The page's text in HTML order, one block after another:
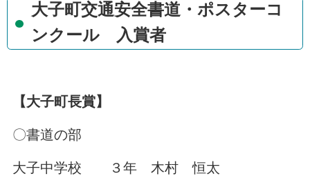
大子町交通安全書道・ポスターコ
ンクール 入賞者
【大子町長賞】
〇書道の部
大子中学校 ３年 木村 恒太